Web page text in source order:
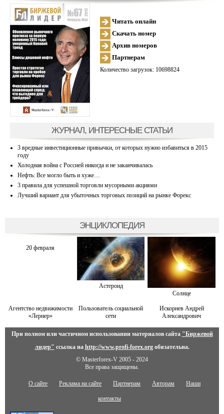
Читать онлайн
Скачать номер
Архив номеров
Партнерам
Количество загрузок: 10698824
ЖУРНАЛ, ИНТЕРЕСНЫЕ СТАТЬИ
3 вредные инвестиционные привычки, от которых нужно избавиться в 2015
году
Холодная война с Россией никогда и не заканчивалась
Нефть: Все могло быть и хуже…
3 правила для успешной торговли мусорными акциями
Лучший вариант для убыточных торговых позиций на рынке Форекс
ЭНЦИКЛОПЕДИЯ
20 февраля
Астероид
Солнце
Агентство недвижимости
«Лернер»
Пользователь социальной
сети
Искорнев Андрей
Александрович
При полном или частичном использовании материалов сайта "Биржевой
лидер" ссылка на http://www.profi-forex.orgобязательна.
© Masterforex-V 2005 - 2024
Все права защищены.
О сайте Реклама на сайте Партнерам Авторам Наши
контакты